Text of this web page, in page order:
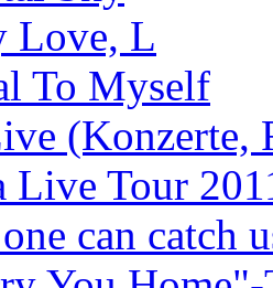
Love, L
To Myself
(Konzerte,
Live Tour
can catch